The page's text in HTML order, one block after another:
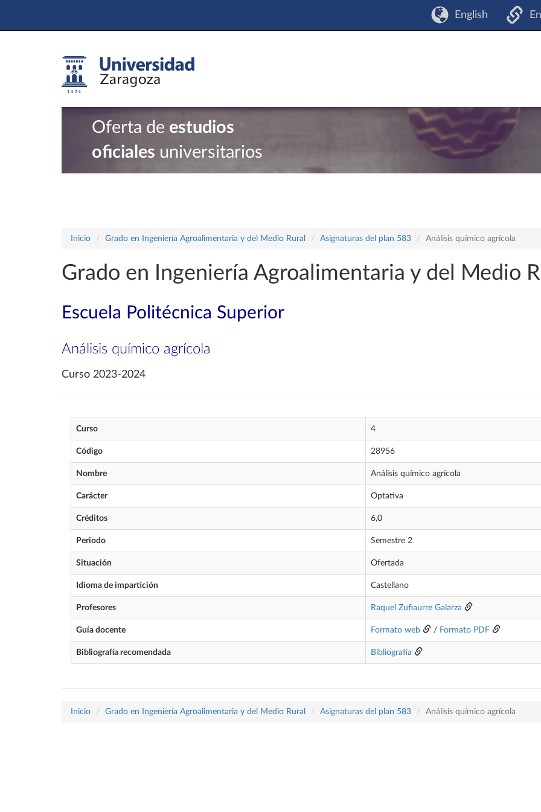
English
Oferta de estudios
oficiales universitarios
Inicio Grado en Ingeniería Agroalimentaria y del Medio Rural Asignaturas del plan 583 Análisis químico agrícola
Grado en Ingeniería Agroalimentaria y del Medio
Escuela Politécnica Superior
Análisis químico agrícola
Curso 2023-2024
Curso 4
Código 28956
Nombre Análisis químico agrícola
Carácter Optativa
Créditos 6,0
Periodo Semestre 2
Situación Ofertada
Idioma de impartición Castellano
Profesores Raquel Zufiaurre Galarza
Guía docente Formato web / Formato PDF
Bibliografía recomendada Bibliografía
Inicio Grado en Ingeniería Agroalimentaria y del Medio Rural Asignaturas del plan 583 Análisis químico agrícola